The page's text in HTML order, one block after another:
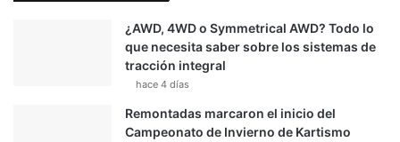
¿AWD, 4WD o Symmetrical AWD? Todo lo
que necesita saber sobre los sistemas de
tracción integral
hace 4 días
Remontadas marcaron el inicio del
Campeonato de Invierno de Kartismo